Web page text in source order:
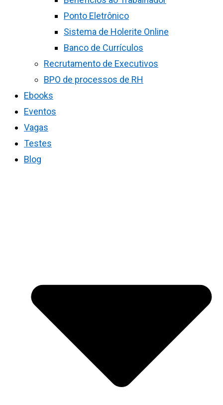
Ponto Eletrônico
Sistema de Holerite Online
Banco de Currículos
Recrutamento de Executivos
BPO de processos de RH
Ebooks
Eventos
Vagas
Testes
Blog